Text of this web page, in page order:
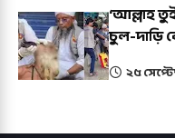
‘আল্লাহ
চুল-দাড়ি
২৫